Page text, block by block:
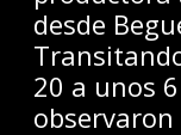
desde
20 a unos
observaron